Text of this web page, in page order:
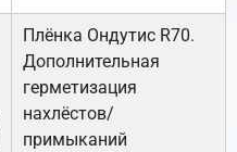
Плёнка Ондутис R70.
Дополнительная
герметизация
нахлёстов/
примыканий